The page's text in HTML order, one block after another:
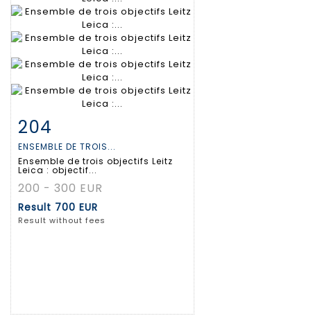
Item detail
204
ENSEMBLE DE TROIS...
Ensemble de trois objectifs Leitz
Leica : objectif...
200 - 300 EUR
Result 700 EUR
Result without fees